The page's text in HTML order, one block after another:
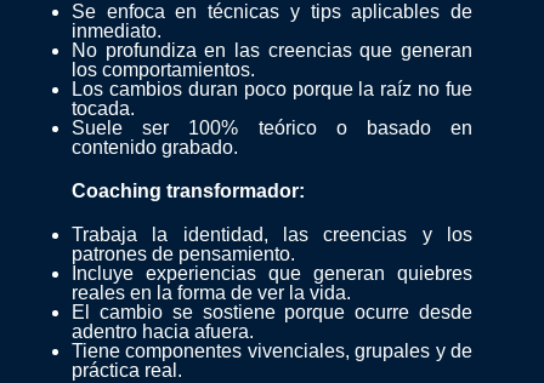
Se enfoca en técnicas y tips aplicables de
inmediato.
No profundiza en las creencias que generan
los comportamientos.
Los cambios duran poco porque la raíz no fue
tocada.
Suele ser 100% teórico o basado en
contenido grabado.
Coaching transformador:
Trabaja la identidad, las creencias y los
patrones de pensamiento.
Incluye experiencias que generan quiebres
reales en la forma de ver la vida.
El cambio se sostiene porque ocurre desde
adentro hacia afuera.
Tiene componentes vivenciales, grupales y de
práctica real.